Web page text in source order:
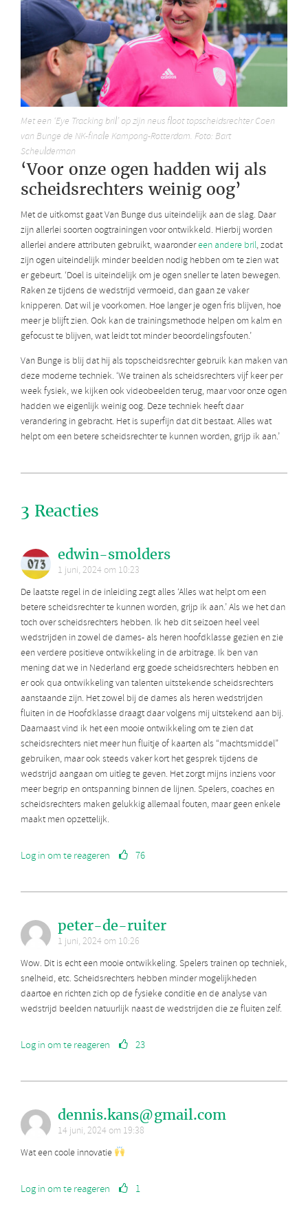
Met een ‘Eye Tracking bril’ op zijn neus floot topscheidsrechter Coen
van Bunge de NK-finale Kampong-Rotterdam. Foto: Bart
Scheulderman
‘Voor onze ogen hadden wij als
scheidsrechters weinig oog’
Met de uitkomst gaat Van Bunge dus uiteindelijk aan de slag. Daar
zijn allerlei soorten oogtrainingen voor ontwikkeld. Hierbij worden
allerlei andere attributen gebruikt, waarondereen andere bril, zodat
zijn ogen uiteindelijk minder beelden nodig hebben om te zien wat
er gebeurt. ‘Doel is uiteindelijk om je ogen sneller te laten bewegen.
Raken ze tijdens de wedstrijd vermoeid, dan gaan ze vaker
knipperen. Dat wil je voorkomen. Hoe langer je ogen fris blijven, hoe
meer je blijft zien. Ook kan de trainingsmethode helpen om kalm en
gefocust te blijven, wat leidt tot minder beoordelingsfouten.’
Van Bunge is blij dat hij als topscheidsrechter gebruik kan maken van
deze moderne techniek. ‘We trainen als scheidsrechters vijf keer per
week fysiek, we kijken ook videobeelden terug, maar voor onze ogen
hadden we eigenlijk weinig oog. Deze techniek heeft daar
verandering in gebracht. Het is superfijn dat dit bestaat. Alles wat
helpt om een betere scheidsrechter te kunnen worden, grijp ik aan.’
3 Reacties
edwin-smolders
1 juni, 2024 om 10:23
De laatste regel in de inleiding zegt alles ‘Alles wat helpt om een
betere scheidsrechter te kunnen worden, grijp ik aan.’ Als we het dan
toch over scheidsrechters hebben. Ik heb dit seizoen heel veel
wedstrijden in zowel de dames- als heren hoofdklasse gezien en zie
een verdere positieve ontwikkeling in de arbitrage. Ik ben van
mening dat we in Nederland erg goede scheidsrechters hebben en
er ook qua ontwikkeling van talenten uitstekende scheidsrechters
aanstaande zijn. Het zowel bij de dames als heren wedstrijden
fluiten in de Hoofdklasse draagt daar volgens mij uitstekend aan bij.
Daarnaast vind ik het een mooie ontwikkeling om te zien dat
scheidsrechters niet meer hun fluitje of kaarten als “machtsmiddel”
gebruiken, maar ook steeds vaker kort het gesprek tijdens de
wedstrijd aangaan om uitleg te geven. Het zorgt mijns inziens voor
meer begrip en ontspanning binnen de lijnen. Spelers, coaches en
scheidsrechters maken gelukkig allemaal fouten, maar geen enkele
maakt men opzettelijk.
Log in om te reageren 76
peter-de-ruiter
1 juni, 2024 om 10:26
Wow. Dit is echt een mooie ontwikkeling. Spelers trainen op techniek,
snelheid, etc. Scheidsrechters hebben minder mogelijkheden
daartoe en richten zich op de fysieke conditie en de analyse van
wedstrijd beelden natuurlijk naast de wedstrijden die ze fluiten zelf.
Log in om te reageren 23
dennis.kans@gmail.com
14 juni, 2024 om 19:38
Wat een coole innovatie
Log in om te reageren 1